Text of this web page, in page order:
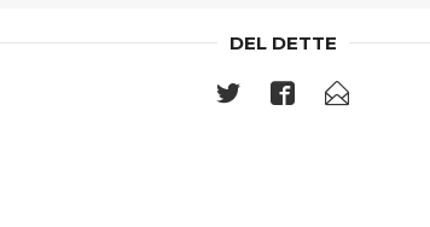
DEL DETTE